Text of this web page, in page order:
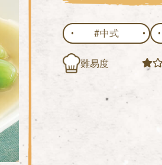
#中式
難易度